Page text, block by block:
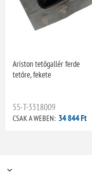
Ariston tetőgallér ferde
tetőre, fekete
55-T-3318009
CSAK A WEBEN: 34 844 Ft